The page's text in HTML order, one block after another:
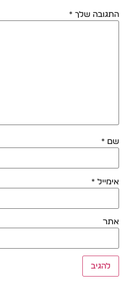
התגובה שלך *
שם *
אימייל *
אתר